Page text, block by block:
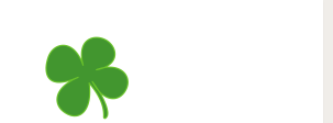
30+ забавных животных, чья